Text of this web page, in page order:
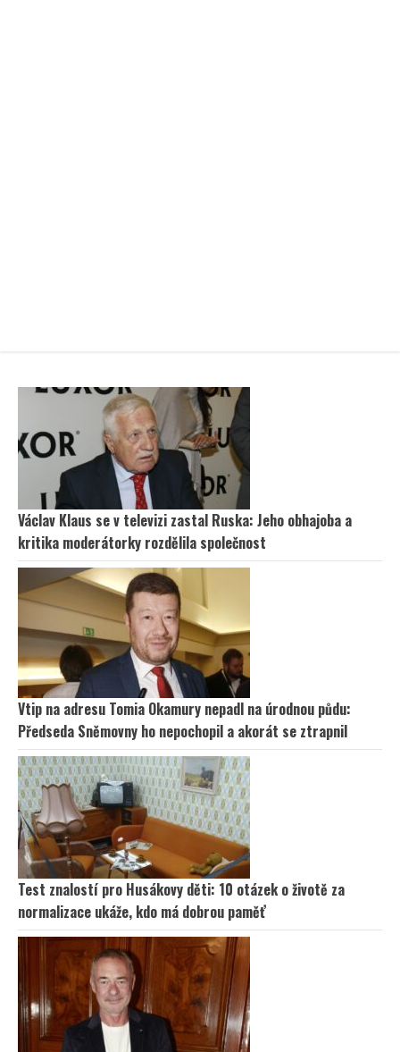
Václav Klaus se v televizi zastal Ruska: Jeho obhajoba a
kritika moderátorky rozdělila společnost
Vtip na adresu Tomia Okamury nepadl na úrodnou půdu:
Předseda Sněmovny ho nepochopil a akorát se ztrapnil
Test znalostí pro Husákovy děti: 10 otázek o životě za
normalizace ukáže, kdo má dobrou paměť